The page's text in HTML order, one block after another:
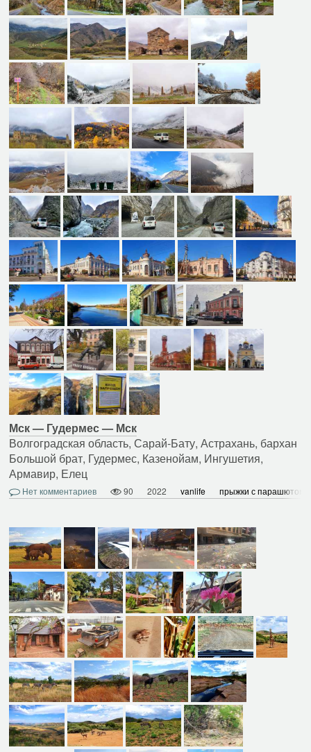
Мск — Гудермес — Мск
Волгоградская область, Сарай-Бату, Астрахань, бархан
Большой брат, Гудермес, Казенойам, Ингушетия,
Армавир, Елец
Нет комментариев 90 2022 vanlife прыжки с парашютом